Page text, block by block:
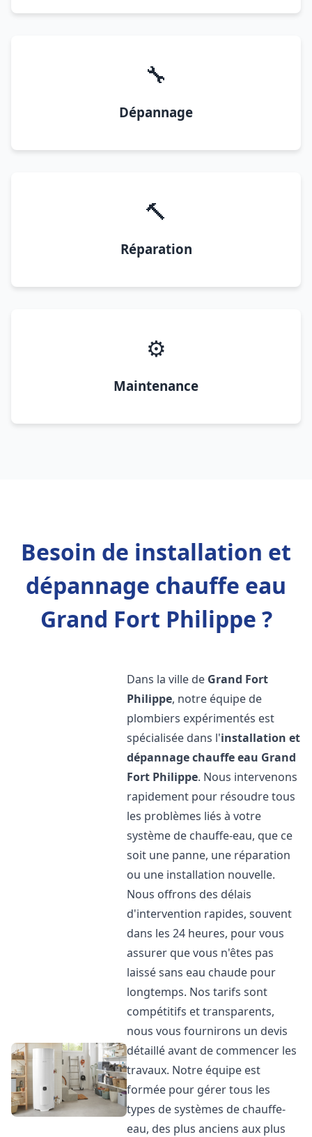
🔧
Dépannage
🔨
Réparation
⚙️
Maintenance
Besoin de installation et
dépannage chauffe eau
Grand Fort Philippe ?
Dans la ville de Grand Fort
Philippe, notre équipe de
plombiers expérimentés est
spécialisée dans l'installation et
dépannage chauffe eau Grand
Fort Philippe. Nous intervenons
rapidement pour résoudre tous
les problèmes liés à votre
système de chauffe-eau, que ce
soit une panne, une réparation
ou une installation nouvelle.
Nous offrons des délais
d'intervention rapides, souvent
dans les 24 heures, pour vous
assurer que vous n'êtes pas
laissé sans eau chaude pour
longtemps. Nos tarifs sont
compétitifs et transparents,
nous vous fournirons un devis
détaillé avant de commencer les
travaux. Notre équipe est
formée pour gérer tous les
types de systèmes de chauffe-
eau, des plus anciens aux plus